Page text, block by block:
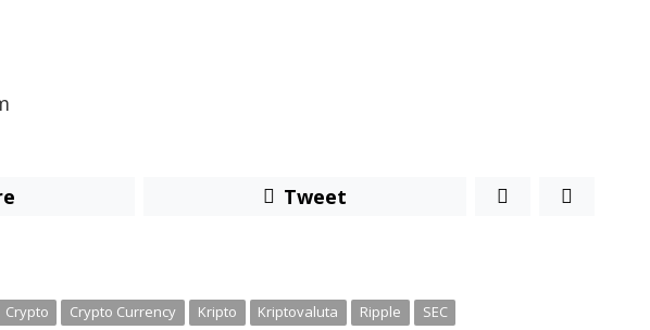
Tweet
Crypto Crypto Currency Kripto Kriptovaluta Ripple SEC